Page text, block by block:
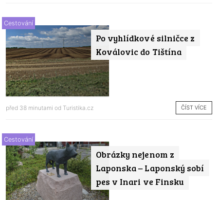
Po vyhlídkové silničce z
Koválovic do Tištína
Cestování
před 38 minutami od Turistika.cz ČÍST VÍCE
Obrázky nejenom z
Laponska – Laponský sobí
pes v Inari ve Finsku
Cestování